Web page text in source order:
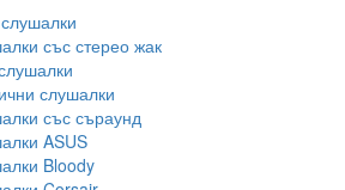
със стерео жак
слушалки
със съраунд
ASUS
Bloody